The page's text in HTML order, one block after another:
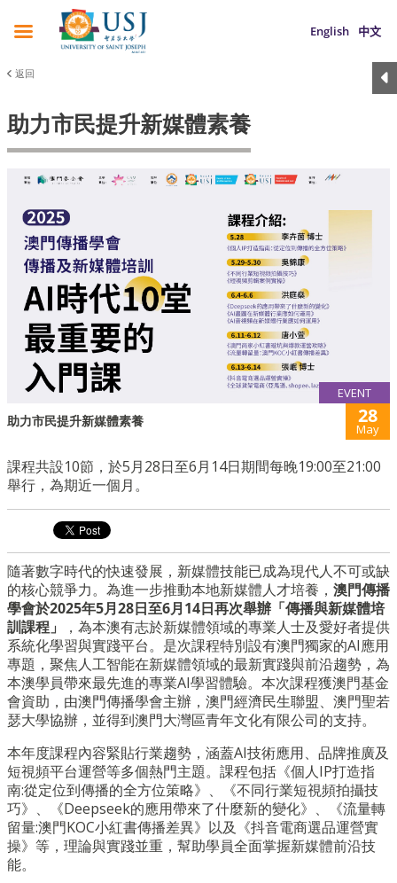
English 中文
返回
助力市民提升新媒體素養
EVENT
助力市民提升新媒體素養 28
May
課程共設10節，於5月28日至6月14日期間每晚19:00至21:00
舉行，為期近一個月。
隨著數字時代的快速發展，新媒體技能已成為現代人不可或缺
的核心競爭力。為進一步推動本地新媒體人才培養， 澳門傳播
學會於2025年5月28日至6月14日再次舉辦「傳播與新媒體培
訓課程」
，為本澳有志於新媒體領域的專業人士及愛好者提供
系統化學習與實踐平台。是次課程特別設有澳門獨家的AI應用
專題，聚焦人工智能在新媒體領域的最新實踐與前沿趨勢，為
本澳學員帶來最先進的專業AI學習體驗。本次課程獲澳門基金
會資助，由澳門傳播學會主辦，澳門經濟民生聯盟、澳門聖若
瑟大學協辦，並得到澳門大灣區青年文化有限公司的支持。
本年度課程內容緊貼行業趨勢，涵蓋AI技術應用、品牌推廣及
短視頻平台運營等多個熱門主題。課程包括《個人IP打造指
南:從定位到傳播的全方位策略》、《不同行業短視頻拍攝技
巧》、《Deepseek的應用帶來了什麼新的變化》、《流量轉
留量:澳門KOC小紅書傳播差異》以及《抖音電商選品運營實
操》等，理論與實踐並重，幫助學員全面掌握新媒體前沿技
能。